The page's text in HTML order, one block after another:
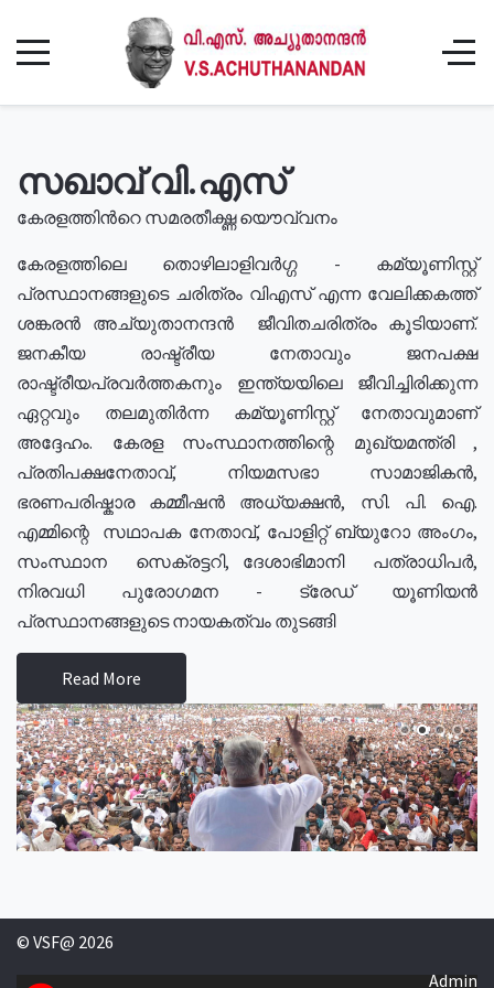
സഖാവ് വി.എസ്
കേരളത്തിൻറെ സമരതീക്ഷ്ണ യൌവ്വനം
കേരളത്തിലെ തൊഴിലാളിവർഗ്ഗ - കമ്യൂണിസ്റ്റ്
പ്രസ്ഥാനങ്ങളുടെ ചരിത്രം വിഎസ് എന്ന വേലിക്കകത്ത്
ശങ്കരൻ അച്യുതാനന്ദൻ ജീവിതചരിത്രം കൂടിയാണ്.
ജനകീയ രാഷ്ട്രീയ നേതാവും ജനപക്ഷ
രാഷ്ട്രീയപ്രവർത്തകനും ഇന്ത്യയിലെ ജീവിച്ചിരിക്കുന്ന
ഏറ്റവും തലമുതിർന്ന കമ്യൂണിസ്റ്റ് നേതാവുമാണ്
അദ്ദേഹം. കേരള സംസ്ഥാനത്തിന്റെ മുഖ്യമന്ത്രി ,
പ്രതിപക്ഷനേതാവ്, നിയമസഭാ സാമാജികൻ,
ഭരണപരിഷ്കാര കമ്മീഷൻ അധ്യക്ഷൻ, സി. പി. ഐ.
എമ്മിന്റെ സഥാപക നേതാവ്, പോളിറ്റ് ബ്യുറോ അംഗം,
സംസ്ഥാന സെക്രട്ടറി, ദേശാഭിമാനി പത്രാധിപർ,
നിരവധി പുരോഗമന - ട്രേഡ് യൂണിയൻ
പ്രസ്ഥാനങ്ങളുടെ നായകത്വം തുടങ്ങി
Read More
© VSF@ 2026
Admin